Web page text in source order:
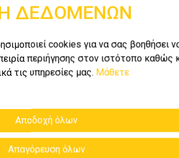
της
ΔΕΔΟΜΕΝΩΝ
cookies για να σας βοηθήσει
περιήγησης στον ιστότοπο καθώς
τις υπηρεσίες μας. Μάθετε
Αποδοχή όλων
Απαγόρευση όλων